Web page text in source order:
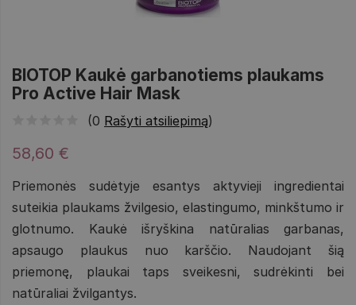
BIOTOP Kaukė garbanotiems plaukams
Pro Active Hair Mask
(0 Rašyti atsiliepimą)
58,60 €
Priemonės sudėtyje esantys aktyvieji ingredientai
suteikia plaukams žvilgesio, elastingumo, minkštumo ir
glotnumo. Kaukė išryškina natūralias garbanas,
apsaugo plaukus nuo karščio. Naudojant šią
priemonę, plaukai taps sveikesni, sudrėkinti bei
natūraliai žvilgantys.